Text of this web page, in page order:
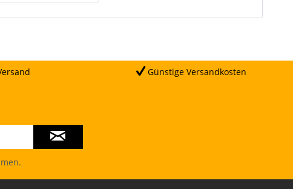
Günstige Versandkosten